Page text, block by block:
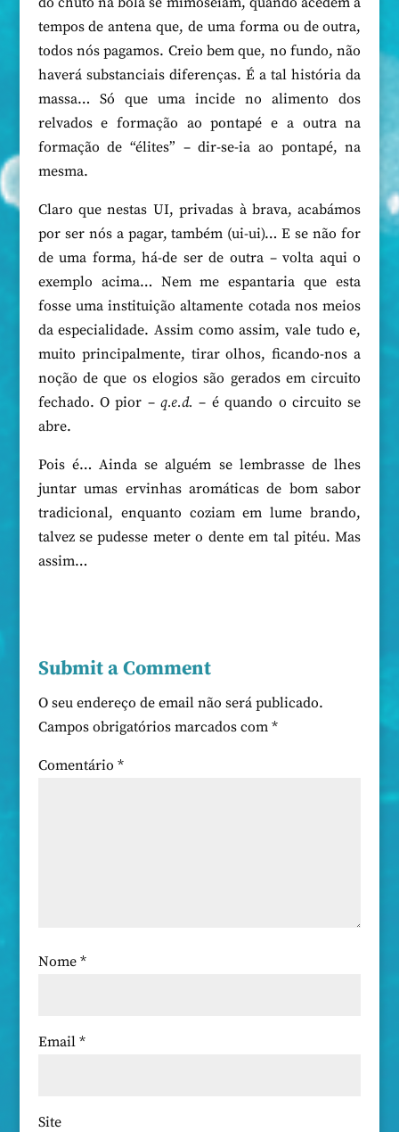
tempos de antena que, de uma forma ou de outra,
todos nós pagamos. Creio bem que, no fundo, não
haverá substanciais diferenças. É a tal história da
massa… Só que uma incide no alimento dos
relvados e formação ao pontapé e a outra na
formação de “élites” – dir-se-ia ao pontapé, na
mesma.
Claro que nestas UI, privadas à brava, acabámos
por ser nós a pagar, também (ui-ui)… E se não for
de uma forma, há-de ser de outra – volta aqui o
exemplo acima… Nem me espantaria que esta
fosse uma instituição altamente cotada nos meios
da especialidade. Assim como assim, vale tudo e,
muito principalmente, tirar olhos, ficando-nos a
noção de que os elogios são gerados em circuito
fechado. O pior –q.e.d. – é quando o circuito se
abre.
Pois é… Ainda se alguém se lembrasse de lhes
juntar umas ervinhas aromáticas de bom sabor
tradicional, enquanto coziam em lume brando,
talvez se pudesse meter o dente em tal pitéu. Mas
assim…
Submit a Comment
O seu endereço de email não será publicado.
Campos obrigatórios marcados com *
Comentário *
Nome *
Email *
Site